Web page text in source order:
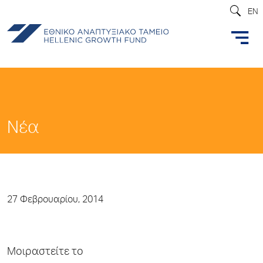
EN
Νέα
27 Φεβρουαρίου, 2014
Μοιραστείτε το